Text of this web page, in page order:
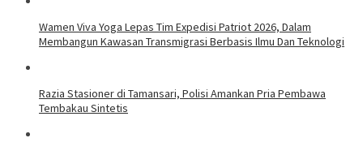
Wamen Viva Yoga Lepas Tim Expedisi Patriot 2026, Dalam
Membangun Kawasan Transmigrasi Berbasis Ilmu Dan Teknologi
Razia Stasioner di Tamansari, Polisi Amankan Pria Pembawa
Tembakau Sintetis